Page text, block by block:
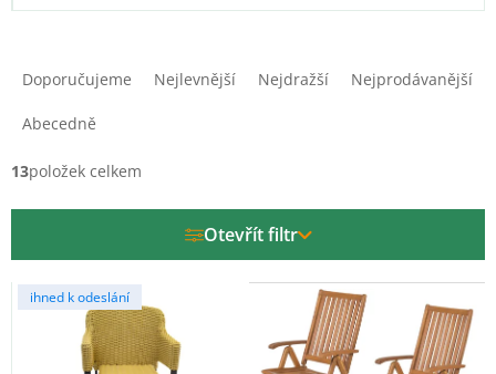
í
k
Doporučujeme Nejlevnější Nejdražší Nejprodávanější
Abecedně
13položek celkem
Otevřít filtr
V
ý
ihned k odeslání